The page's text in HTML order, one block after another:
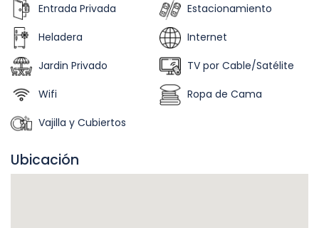
Entrada Privada
Estacionamiento
Heladera
Internet
Jardin Privado
TV por Cable/Satélite
Wifi
Ropa de Cama
Vajilla y Cubiertos
Ubicación